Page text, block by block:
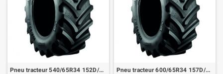
Pneu tracteur 540/65R34 152D/155A8 AGRIMAX RT657 Pneu tracteur 600/65R34 157D/160A8 AGRIMAX RT657